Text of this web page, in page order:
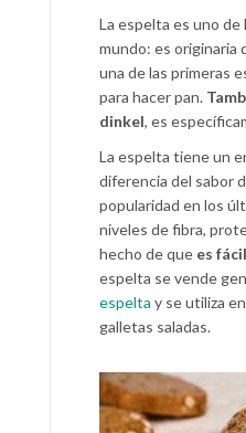
La espelta es uno de
mundo: es originaria
una de las primeras
para hacer pan.
dinkel, es
La espelta tiene un
diferencia del sabor
popularidad en los
niveles de fibra,
hecho de que es
espelta se vende
espelta y se utiliza
galletas saladas.